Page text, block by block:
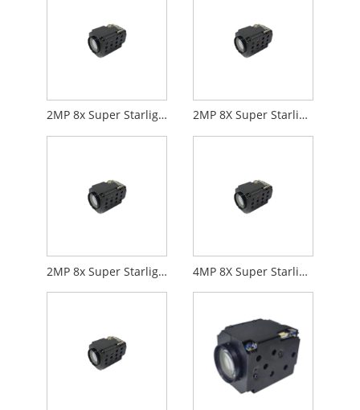
2MP 8x Super Starlight Zoom Camera HDMI+Network 2MP 8X Super Starlight Zoom Camera Digital+Network
2MP 8x Super Starlight Zoom Camera Wysoka szybkość klatek na sekundę 4MP 8X Super Starlight Zoom Camera HDMI+Network